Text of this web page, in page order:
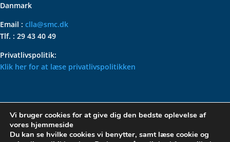
Danmark
Email : clla@smc.dk
Tlf. : 29 43 40 49
Privatlivspolitik:
Klik her for at læse privatlivspolitikken
VOLKSWAGEN CLASSIC
PARTS – HOLDER DIN
KLASSISKE VOLKSWAGEN I
Vi bruger cookies for at give dig den bedste oplevelse af
vores hjemmeside
Du kan se hvilke cookies vi benytter, samt læse cookie og